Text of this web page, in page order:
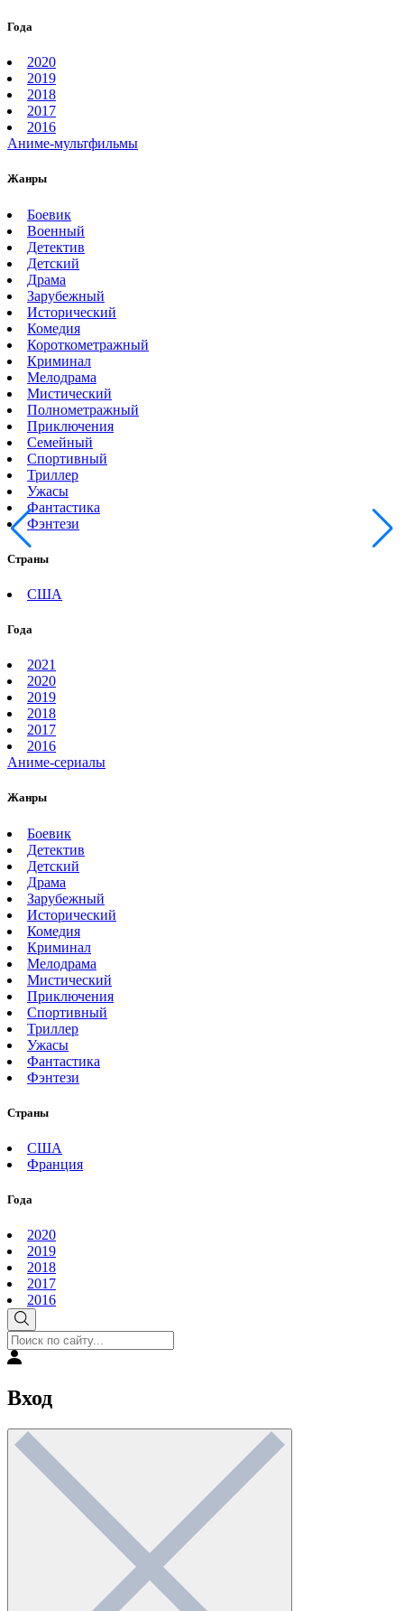
Года
2020
2019
2018
2017
2016
Аниме-мультфильмы
Жанры
Боевик
Военный
Детектив
Детский
Драма
Зарубежный
Исторический
Комедия
Короткометражный
Криминал
Мелодрама
Мистический
Полнометражный
Приключения
Семейный
Спортивный
Триллер
Ужасы
Фантастика
Фэнтези
Страны
США
Года
2021
2020
2019
2018
2017
2016
Аниме-сериалы
Жанры
Боевик
Детектив
Детский
Драма
Зарубежный
Исторический
Комедия
Криминал
Мелодрама
Мистический
Приключения
Спортивный
Триллер
Ужасы
Фантастика
Фэнтези
Страны
США
Франция
Года
2020
2019
2018
2017
2016
Вход